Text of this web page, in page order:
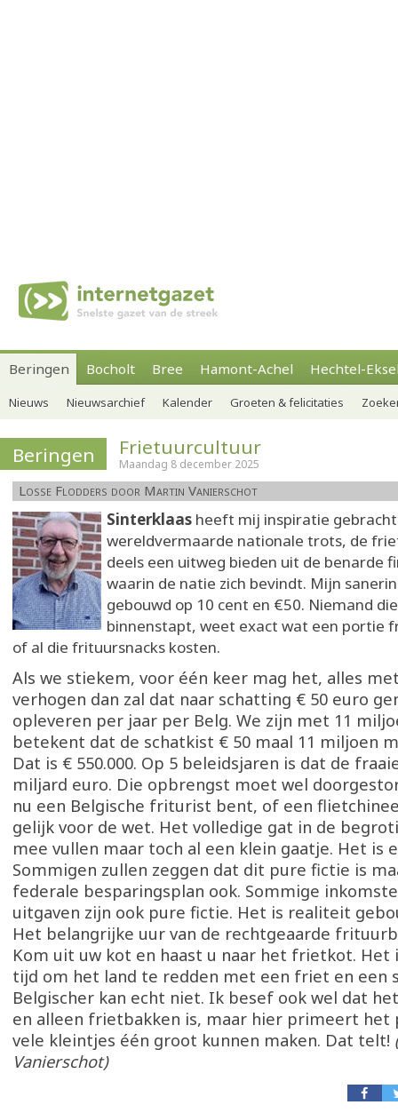
Beringen Bocholt Bree Hamont-Achel Hechtel-
Nieuws Nieuwsarchief Kalender Groeten & felicitaties
Beringen Frietuurcultuur
Maandag 8 december 2025
Losse Flodders door Martin Vanierschot
Sinterklaas heeft mij inspiratie
wereldvermaarde nationale trots, de
deels een uitweg bieden uit de benarde
waarin de natie zich bevindt. Mijn
gebouwd op 10 cent en €50. Niemand
binnenstapt, weet exact wat een portie
of al die frituursnacks kosten.
Als we stiekem, voor één keer mag het, alles
verhogen dan zal dat naar schatting € 50 euro
opleveren per jaar per Belg. We zijn met 11
betekent dat de schatkist € 50 maal 11 miljoen
Dat is € 550.000. Op 5 beleidsjaren is dat de
miljard euro. Die opbrengst moet wel
nu een Belgische friturist bent, of een
gelijk voor de wet. Het volledige gat in de
mee vullen maar toch al een klein gaatje. Het is
Sommigen zullen zeggen dat dit pure fictie is
federale besparingsplan ook. Sommige
uitgaven zijn ook pure fictie. Het is realiteit
Het belangrijke uur van de rechtgeaarde
Kom uit uw kot en haast u naar het frietkot. Het
tijd om het land te redden met een friet en een
Belgischer kan echt niet. Ik besef ook wel dat
en alleen frietbakken is, maar hier primeert het
vele kleintjes één groot kunnen maken. Dat telt!
Vanierschot)